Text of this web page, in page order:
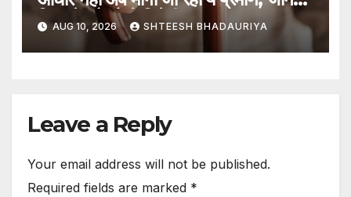
दिक्कतें और कैसे मिलेगी राहत? – 13
Thousand Elderly Struggling
To Secure Their Pensions In
AUG 10, 2026 SHTEESH BHADAURIYA
Leave a Reply
Your email address will not be published.
Required fields are marked *